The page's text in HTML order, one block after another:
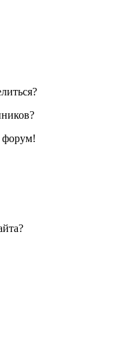
форум!